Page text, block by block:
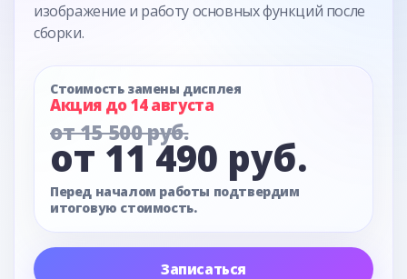
изображение и работу основных функций после
сборки.
Стоимость замены дисплея
Акция до 14 августа
от 15 500 руб.
от 11 490 руб.
Перед началом работы подтвердим
итоговую стоимость.
Записаться